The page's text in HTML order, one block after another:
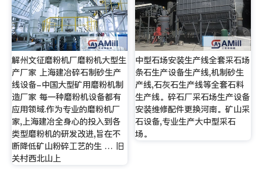
解州文征磨粉机厂磨粉机大型生
产厂家 上海建冶碎石制砂生产
线设备-中国大型矿用磨粉机制
造厂家 每一种磨粉机设备都有
应用领域.作为专业的磨粉机厂
家,上海建冶全身心的投入到各
类型磨粉机的研发改进,旨在不
断降低矿山粉碎工艺的生 … 旧
关村西北山上
中型石场安装生产线全套采石场
条石生产设备生产线,机制砂生
产线,石灰石生产线等全套石料
生产线。碎石厂采石场生产设备
安装维修配件更换河南。矿山采
石设备,专业生产大中型采石
场。